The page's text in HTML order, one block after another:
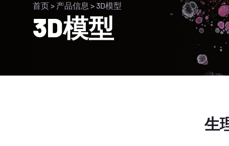
首页> 产品信息 >3D模型
3D模型
生